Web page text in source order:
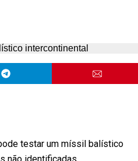
testar um míssil balístico